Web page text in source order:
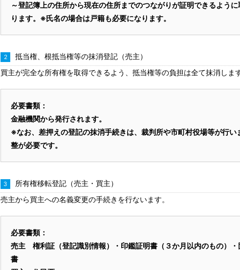
～登記簿上の住所から現在の住所までのつながりが証明できるよう
ります。※氏名の場合は戸籍も必要になります。
抵当権、根抵当権等の抹消登記（売主）
買主が完全な所有権を取得できるよう、抵当権等の負担は全て抹消します
必要書類：
金融機関から発行されます。
※なお、差押えの登記の抹消手続きは、裁判所や市町村役場等が行い
整が必要です。
所有権移転登記（売主・買主）
売主から買主への名義変更の手続きを行ないます。
必要書類：
売主 権利証（登記識別情報）・印鑑証明書（３か月以内のもの）・
書